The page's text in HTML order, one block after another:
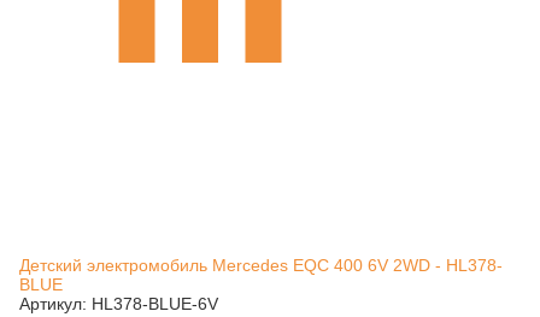
Детский электромобиль Mercedes EQC 400 6V 2WD - HL378-
BLUE
Артикул: HL378-BLUE-6V